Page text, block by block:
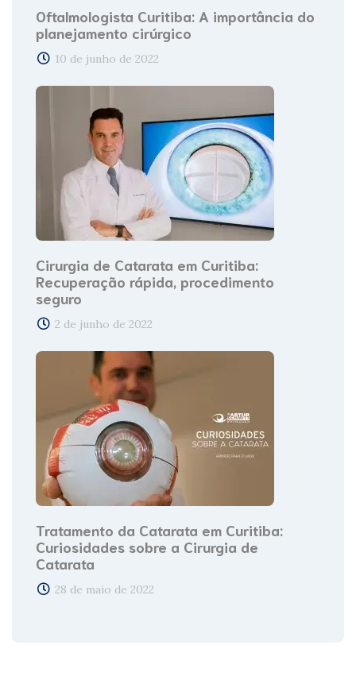
Oftalmologista Curitiba: A importância do
planejamento cirúrgico
10 de junho de 2022
Cirurgia de Catarata em Curitiba:
Recuperação rápida, procedimento
seguro
2 de junho de 2022
Tratamento da Catarata em Curitiba:
Curiosidades sobre a Cirurgia de
Catarata
28 de maio de 2022